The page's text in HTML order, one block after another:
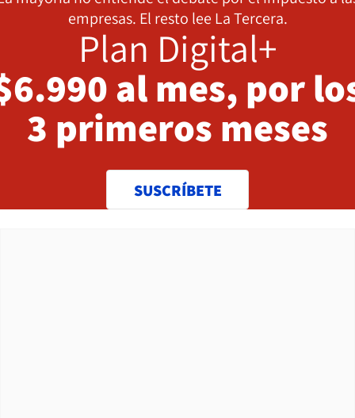
empresas. El resto lee La Tercera.
Plan Digital+
al mes, por
3 primeros meses
SUSCRÍBETE